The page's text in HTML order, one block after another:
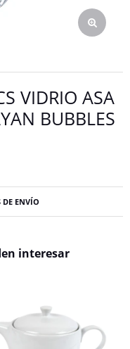
VIDRIO ASA
BUBBLES
DE ENVÍO
interesar